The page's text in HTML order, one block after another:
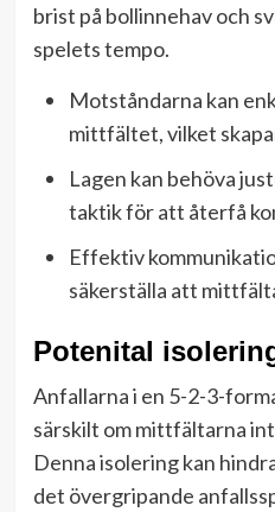
brist på bollinnehav och
spelets tempo.
Motståndarna kan
mittfältet, vilket
Lagen kan behöva
taktik för att återfå
Effektiv
säkerställa att
Potenital
Anfallarna i en 5-2-3-
särskilt om mittfältarna
Denna isolering kan
det övergripande